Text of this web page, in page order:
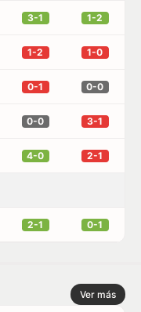
3-1 1-2
1-2 1-0
0-1 0-0
0-0 3-1
4-0 2-1
2-1 0-1
Ver más